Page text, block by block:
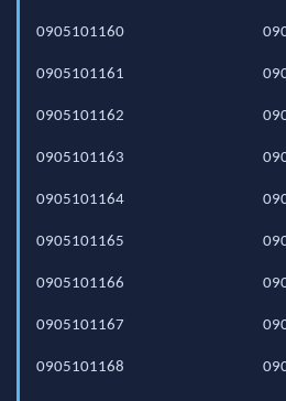
0905101160
0905101161
0905101162
0905101163
0905101164
0905101165
0905101166
0905101167
0905101168